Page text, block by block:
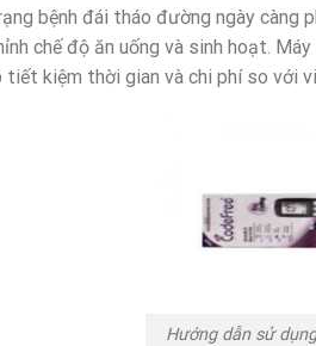
bệnh đái tháo đường ngày càng
chế độ ăn uống và sinh hoạt.
tiết kiệm thời gian và chi phí so với
Hướng dẫn sử